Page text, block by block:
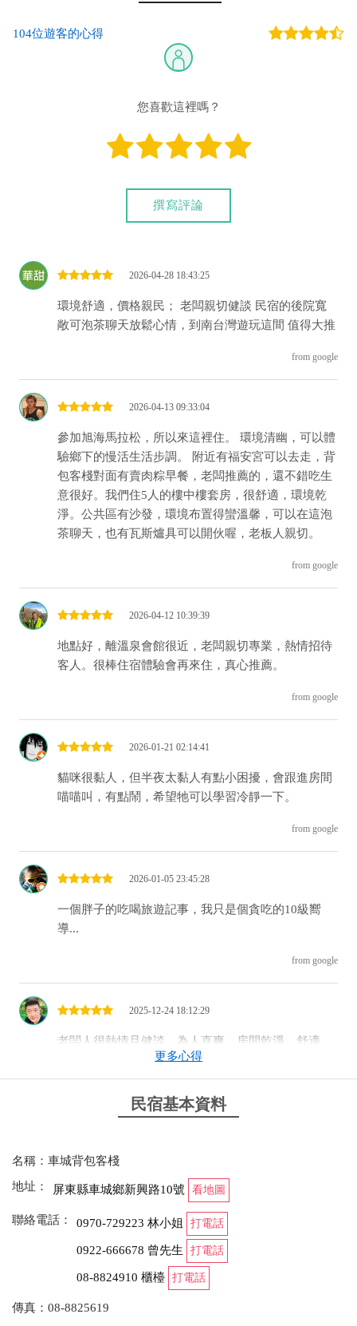
您也可以利用這幾個常用的網路ATM匯款： [ 郵局ATM ]、 [彰銀
104位遊客的心得
您喜歡這裡嗎？
撰寫評論
2026-04-28 18:43:25
環境舒適，價格親民； 老闆親切健談 民宿的後院寬
敞可泡茶聊天放鬆心情，到南台灣遊玩這間 值得大推
from google
2026-04-13 09:33:04
參加旭海馬拉松，所以來這裡住。 環境清幽，可以體
驗鄉下的慢活生活步調。 附近有福安宮可以去走，背
包客棧對面有賣肉粽早餐，老闆推薦的，還不錯吃生
意很好。我們住5人的樓中樓套房，很舒適，環境乾
淨。公共區有沙發，環境布置得蠻溫馨，可以在這泡
茶聊天，也有瓦斯爐具可以開伙喔，老板人親切。
from google
2026-04-12 10:39:39
地點好，離溫泉會館很近，老闆親切專業，熱情招待
客人。很棒住宿體驗會再來住，真心推薦。
from google
2026-01-21 02:14:41
貓咪很黏人，但半夜太黏人有點小困擾，會跟進房間
喵喵叫，有點鬧，希望牠可以學習冷靜一下。
from google
2026-01-05 23:45:28
一個胖子的吃喝旅遊記事，我只是個貪吃的10級嚮
導...
from google
2025-12-24 18:12:29
老闆人很熱情且健談，為人直爽，房間乾淨、舒適、
溫馨，是會想讓人再次前往住宿的旅店
內還有貓咪慵懶的看店。 我是單人住宿，但是因為那
天只有我一個男生， 算是賺到。房費也便宜，真的物
超所值 還有提供飲水（冷熱）、洗衣機、曬衣場 還
有戶外空間。整體非常棒⋯ 但隔音比較差，如果不能
更多心得
民宿基本資料
名稱：車城背包客棧
地址：
屏東縣車城鄉新興路10號 看地圖
聯絡電話： 0970-729223 林小姐 打電話
0922-666678 曾先生 打電話
08-8824910 櫃檯 打電話
傳真：08-8825619